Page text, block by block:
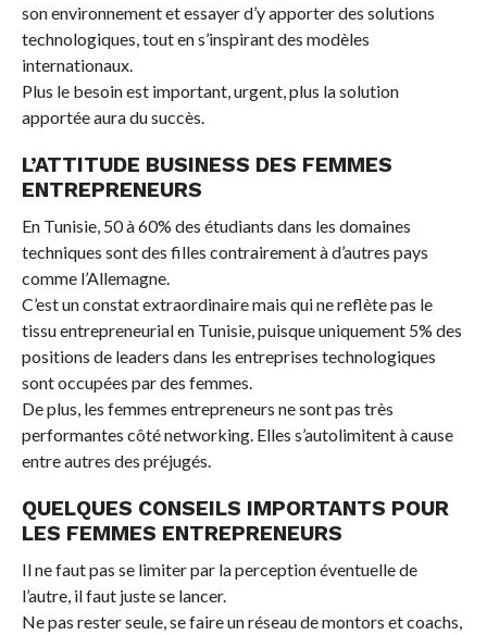
son environnement et essayer d’y apporter des solutions
technologiques, tout en s’inspirant des modèles
internationaux.
Plus le besoin est important, urgent, plus la solution
apportée aura du succès.
L’ATTITUDE BUSINESS DES FEMMES
ENTREPRENEURS
En Tunisie, 50 à 60% des étudiants dans les domaines
techniques sont des filles contrairement à d’autres pays
comme l’Allemagne.
C’est un constat extraordinaire mais qui ne reflète pas le
tissu entrepreneurial en Tunisie, puisque uniquement 5% des
positions de leaders dans les entreprises technologiques
sont occupées par des femmes.
De plus, les femmes entrepreneurs ne sont pas très
performantes côté networking. Elles s’autolimitent à cause
entre autres des préjugés.
QUELQUES CONSEILS IMPORTANTS POUR
LES FEMMES ENTREPRENEURS
Il ne faut pas se limiter par la perception éventuelle de
l’autre, il faut juste se lancer.
Ne pas rester seule, se faire un réseau de montors et coachs,